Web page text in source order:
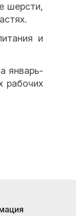
шерсти,
и
январь-
рабочих